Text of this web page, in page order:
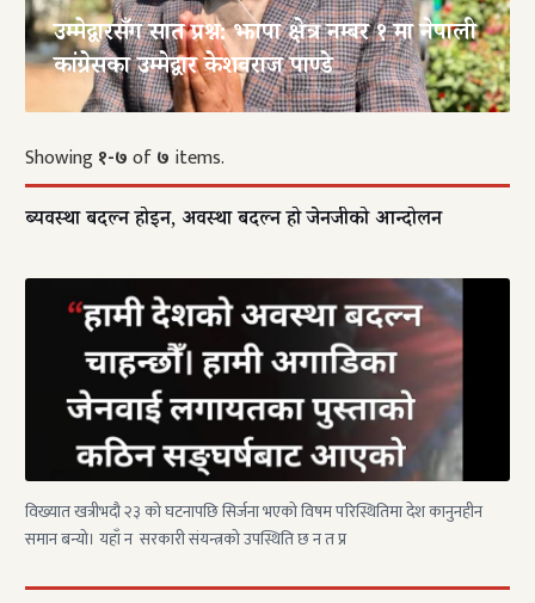
उम्मेद्वारसँग सात प्रश्न: झापा क्षेत्र नम्बर १ मा नेपाली
कांग्रेसका उम्मेद्वार केशवराज पाण्डे
Showing१-७of७ items.
ब्यवस्था बदल्न होइन, अवस्था बदल्न हो जेनजीको आन्दोलन
विख्यात खत्रीभदौ २३ को घटनापछि सिर्जना भएको विषम परिस्थितिमा देश कानुनहीन
समान बन्यो। यहाँ न सरकारी संयन्त्रको उपस्थिति छ न त प्र